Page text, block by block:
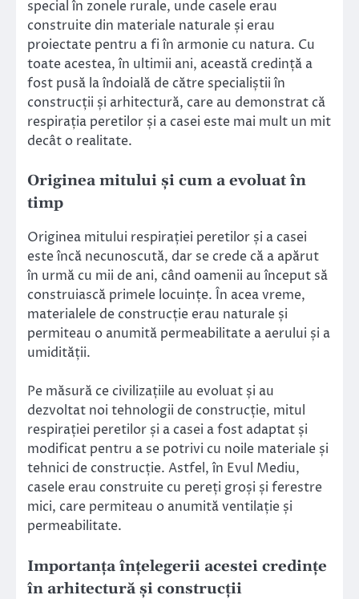
special în zonele rurale, unde casele erau
construite din materiale naturale și erau
proiectate pentru a fi în armonie cu natura. Cu
toate acestea, în ultimii ani, această credință a
fost pusă la îndoială de către specialiștii în
construcții și arhitectură, care au demonstrat că
respirația peretilor și a casei este mai mult un mit
decât o realitate.
Originea mitului și cum a evoluat în
timp
Originea mitului respirației peretilor și a casei
este încă necunoscută, dar se crede că a apărut
în urmă cu mii de ani, când oamenii au început să
construiască primele locuințe. În acea vreme,
materialele de construcție erau naturale și
permiteau o anumită permeabilitate a aerului și a
umidității.
Pe măsură ce civilizațiile au evoluat și au
dezvoltat noi tehnologii de construcție, mitul
respirației peretilor și a casei a fost adaptat și
modificat pentru a se potrivi cu noile materiale și
tehnici de construcție. Astfel, în Evul Mediu,
casele erau construite cu pereți groși și ferestre
mici, care permiteau o anumită ventilație și
permeabilitate.
Importanța înțelegerii acestei credințe
în arhitectură și construcții